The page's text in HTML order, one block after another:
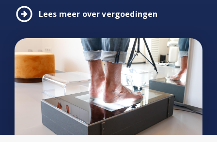
arrow_circle_right Lees meer over vergoedingen